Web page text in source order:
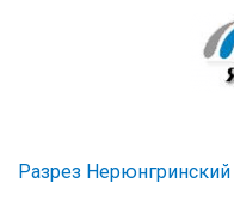
Разрез Нерюнгринский